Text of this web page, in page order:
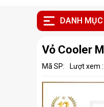
DANH
Vỏ Cooler
Mã SP: Lượt xem :